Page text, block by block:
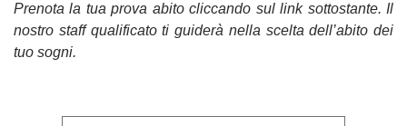
Prenota la tua prova abito cliccando sul link sottostante. Il
nostro staff qualificato ti guiderà nella scelta dell’abito dei
tuo sogni.